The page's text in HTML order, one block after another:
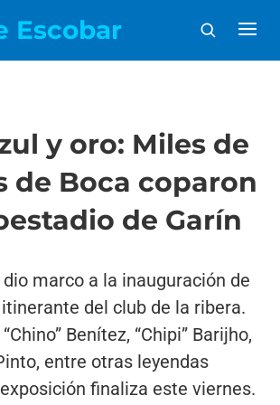
Escobar
y oro: Miles de
de Boca coparon
de Garín
marco a la inauguración de
del club de la ribera.
Benítez, “Chipi” Barijho,
entre otras leyendas
finaliza este viernes.